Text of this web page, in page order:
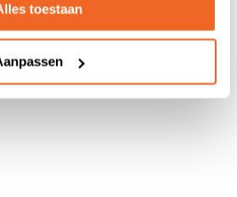
toestaan